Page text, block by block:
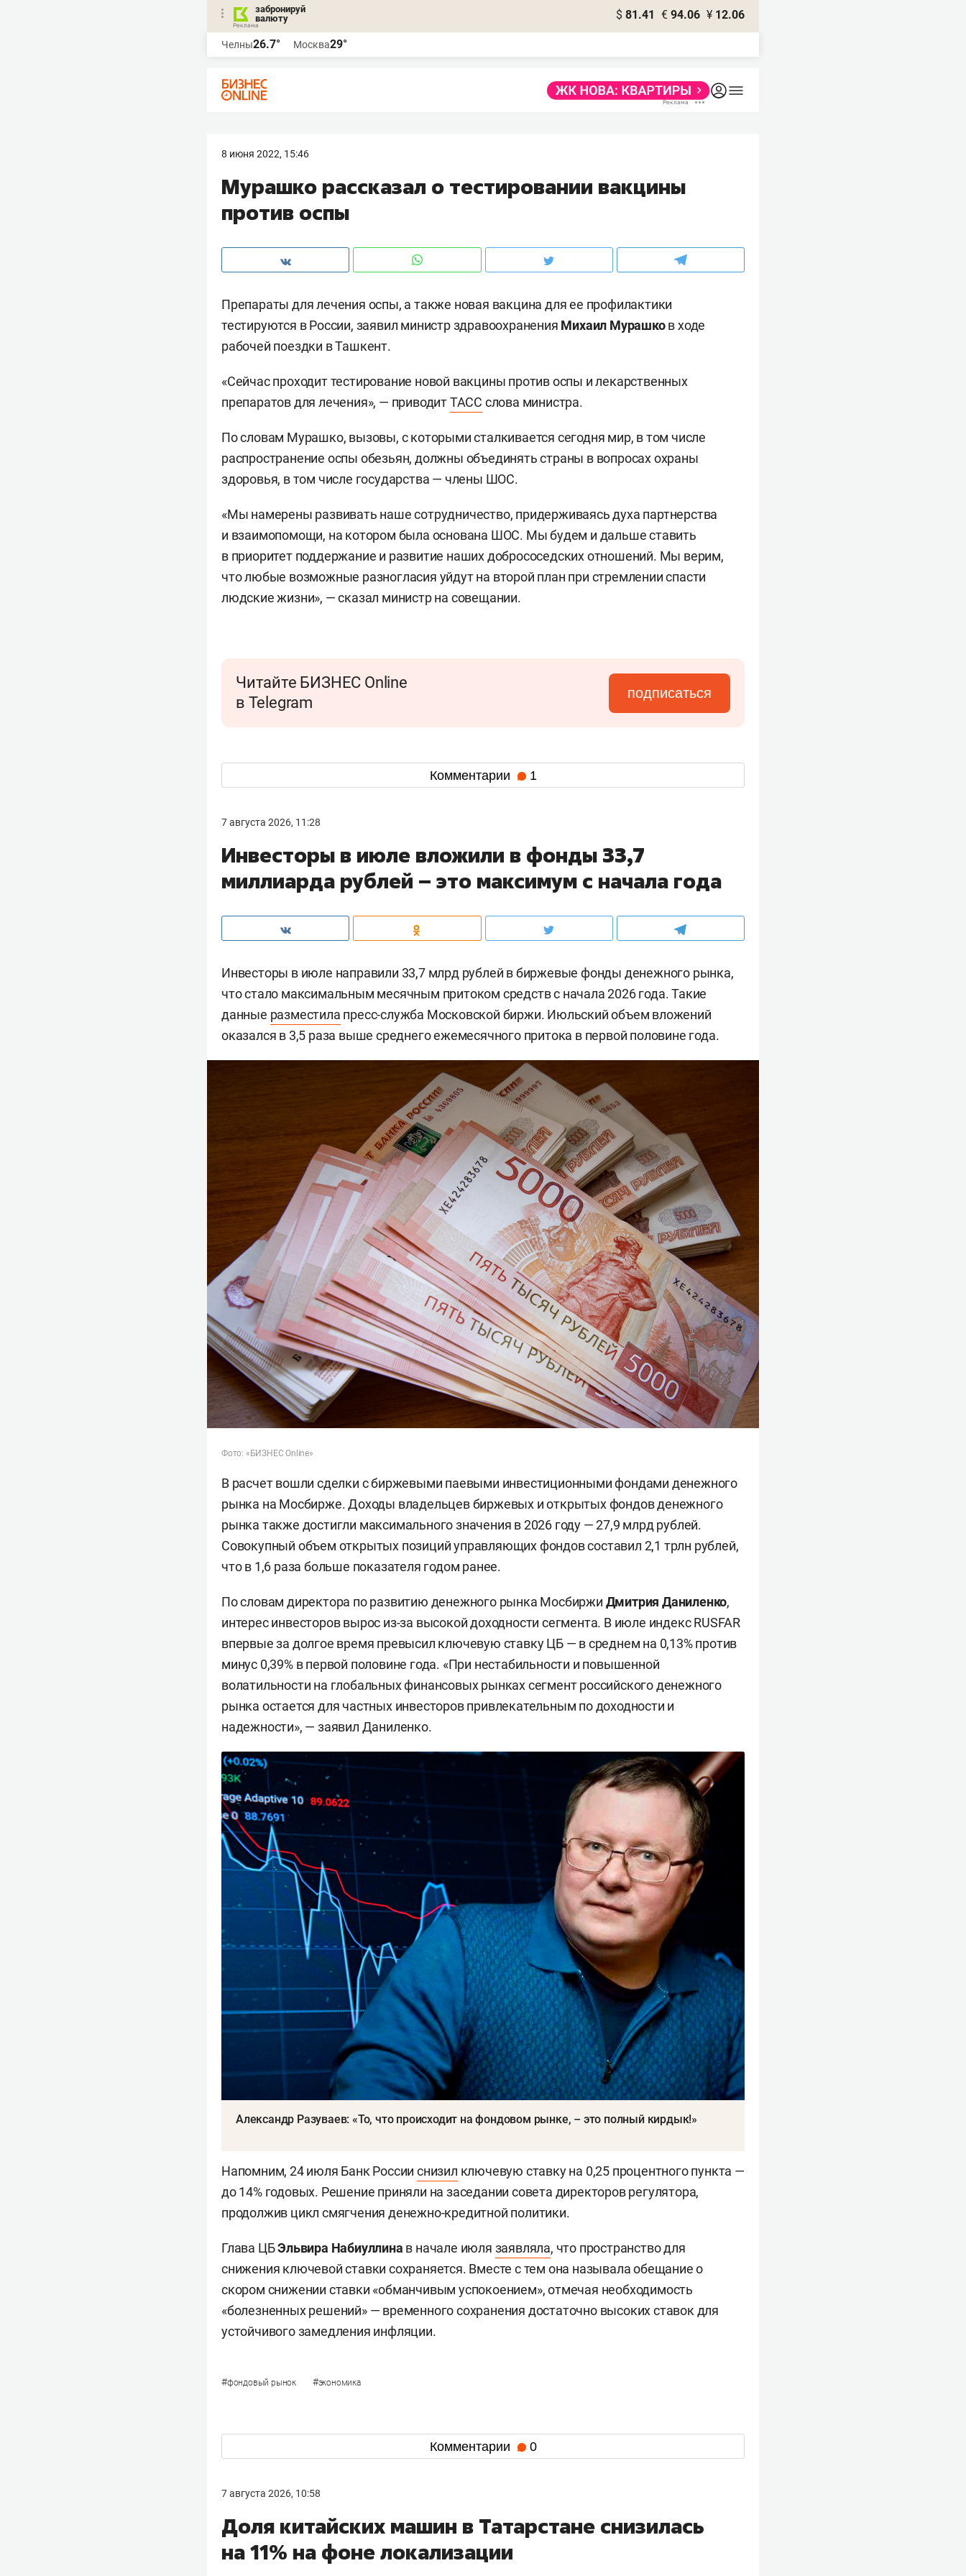
забронируй
валюту
$ 81.41 € 94.06 ¥ 12.06
Челны26.7° Москва29°
8 июня 2022, 15:46
Мурашко рассказал о тестировании вакцины
против оспы
Препараты для лечения оспы, а также новая вакцина для ее профилактики
тестируются в России, заявил министр здравоохранения Михаил Мурашков ходе
рабочей поездки в Ташкент.
«Сейчас проходит тестирование новой вакцины против оспы и лекарственных
препаратов для лечения», — приводитТАСС слова министра.
По словам Мурашко, вызовы, с которыми сталкивается сегодня мир, в том числе
распространение оспы обезьян, должны объединять страны в вопросах охраны
здоровья, в том числе государства — члены ШОС.
«Мы намерены развивать наше сотрудничество, придерживаясь духа партнерства
и взаимопомощи, на котором была основана ШОС. Мы будем и дальше ставить
в приоритет поддержание и развитие наших добрососедских отношений. Мы верим,
что любые возможные разногласия уйдут на второй план при стремлении спасти
людские жизни», — сказал министр на совещании.
Читайте БИЗНЕС Online
в Telegram
подписаться
Комментарии 1
7 августа 2026, 11:28
Инвесторы в июле вложили в фонды 33,7
миллиарда рублей – это максимум с начала года
Инвесторы в июле направили 33,7 млрд рублей в биржевые фонды денежного рынка,
что стало максимальным месячным притоком средств с начала 2026 года. Такие
данные разместила пресс-служба Московской биржи. Июльский объем вложений
оказался в 3,5 раза выше среднего ежемесячного притока в первой половине года.
Фото: «БИЗНЕС Online»
В расчет вошли сделки с биржевыми паевыми инвестиционными фондами денежного
рынка на Мосбирже. Доходы владельцев биржевых и открытых фондов денежного
рынка также достигли максимального значения в 2026 году — 27,9 млрд рублей.
Совокупный объем открытых позиций управляющих фондов составил 2,1 трлн рублей,
что в 1,6 раза больше показателя годом ранее.
По словам директора по развитию денежного рынка Мосбиржи Дмитрия Даниленко,
интерес инвесторов вырос из-за высокой доходности сегмента. В июле индекс RUSFAR
впервые за долгое время превысил ключевую ставку ЦБ — в среднем на 0,13% против
минус 0,39% в первой половине года. «При нестабильности и повышенной
волатильности на глобальных финансовых рынках сегмент российского денежного
рынка остается для частных инвесторов привлекательным по доходности и
надежности», — заявил Даниленко.
Александр Разуваев: «То, что происходит на фондовом рынке, – это полный кирдык!»
Напомним, 24 июля Банк Россииснизил ключевую ставку на 0,25 процентного пункта —
до 14% годовых. Решение приняли на заседании совета директоров регулятора,
продолжив цикл смягчения денежно-кредитной политики.
Глава ЦБЭльвира Набиуллина в начале июля заявляла, что пространство для
снижения ключевой ставки сохраняется. Вместе с тем она называла обещание о
скором снижении ставки «обманчивым успокоением», отмечая необходимость
«болезненных решений» — временного сохранения достаточно высоких ставок для
устойчивого замедления инфляции.
#фондовый рынок #экономика
Комментарии 0
7 августа 2026, 10:58
Доля китайских машин в Татарстане снизилась
на 11% на фоне локализации